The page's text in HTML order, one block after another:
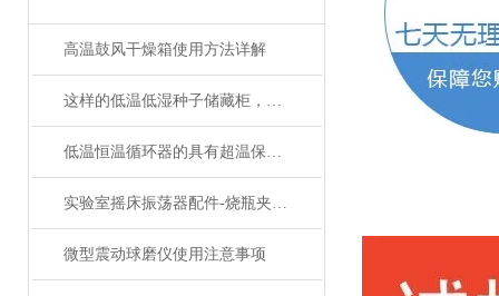
高温鼓风干燥箱使用方法详解
这样的低温低湿种子储藏柜，您值得拥有
低温恒温循环器的具有超温保护，传感器异常保护功能
实验室摇床振荡器配件-烧瓶夹具的分类和介绍
微型震动球磨仪使用注意事项